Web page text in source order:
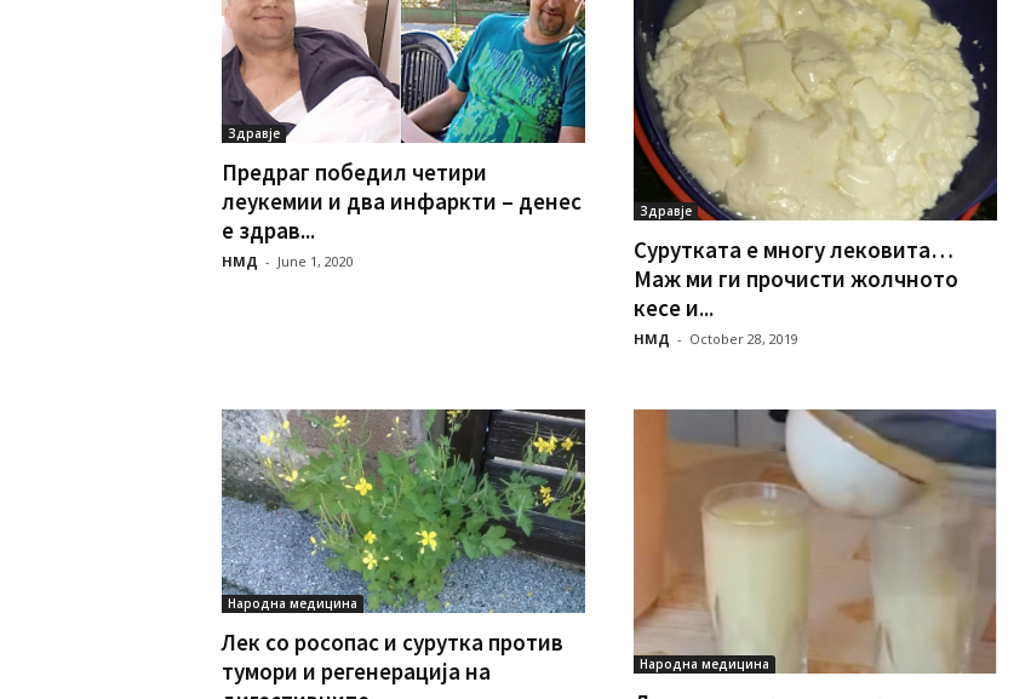
Здравје
Предраг победил четири
леукемии и два инфаркти – денес
е здрав...
НМД - June 1, 2020
Здравје
Сурутката е многу лековита…
Маж ми ги прочисти жолчното
кесе и...
НМД - October 28, 2019
Народна медицина
Лек со росопас и сурутка против
тумори и регенерација на
Народна медицина